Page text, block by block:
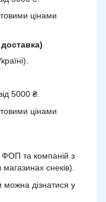
цінами
5000 ₴.
цінами
та компаній з
снеків).
можна дізнатися у